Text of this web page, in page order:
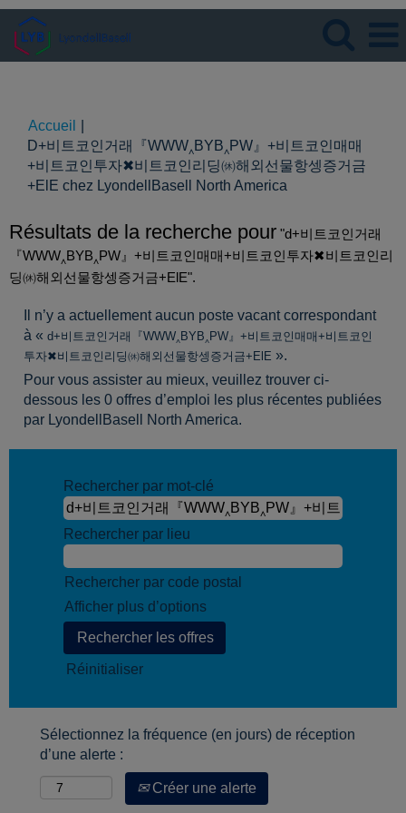
Accueil
D+비트코인거래『WWW‸BYB‸PW』+비트코인매매
+비트코인투자✖비트코인리딩㉁해외선물항셍증거금
+ElE chez LyondellBasell North America
Résultats de la recherche pour "d+비트코인거래
『WWW‸BYB‸PW』+비트코인매매+비트코인투자✖비트코인리
딩㉁해외선물항셍증거금+ElE".
Il n’y a actuellement aucun poste vacant correspondant
à « d+비트코인거래『WWW‸BYB‸PW』+비트코인매매+비트코인
투자✖비트코인리딩㉁해외선물항셍증거금+ElE ».
Pour vous assister au mieux, veuillez trouver ci-
dessous les 0 offres d’emploi les plus récentes publiées
par LyondellBasell North America.
Rechercher par mot-clé
Rechercher par lieu
Rechercher par code postal
Afficher plus d’options
Réinitialiser
Sélectionnez la fréquence (en jours) de réception
d’une alerte :
Créer une alerte